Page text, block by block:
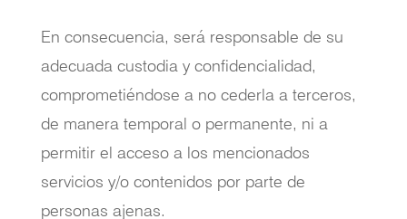
En consecuencia, será responsable de su
adecuada custodia y confidencialidad,
comprometiéndose a no cederla a terceros,
de manera temporal o permanente, ni a
permitir el acceso a los mencionados
servicios y/o contenidos por parte de
personas ajenas.